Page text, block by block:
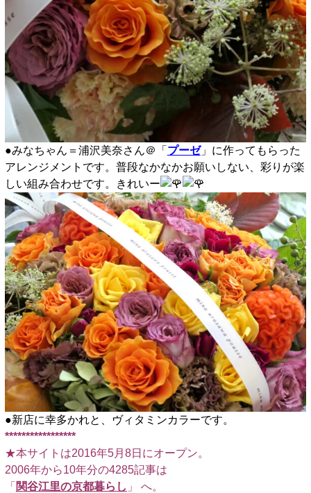
●みなちゃん＝浦沢美奈さん＠「 プーゼ」に作ってもらった
アレンジメントです。普段なかなかお願いしない、彩りが楽
しい組み合わせです。きれいー
●新店に幸多かれと、ヴィタミンカラーです。
*****************
★本サイトは2016年5月8日にオープン。
2006年から10年分の4285記事は
「 関谷江里の京都暮らし 」 へ。